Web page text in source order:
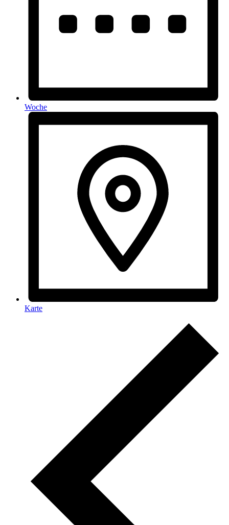
Woche
Karte